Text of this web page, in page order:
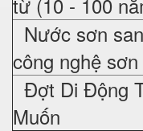
Nước sơn
công nghệ
Đợt Di Động
Muốn